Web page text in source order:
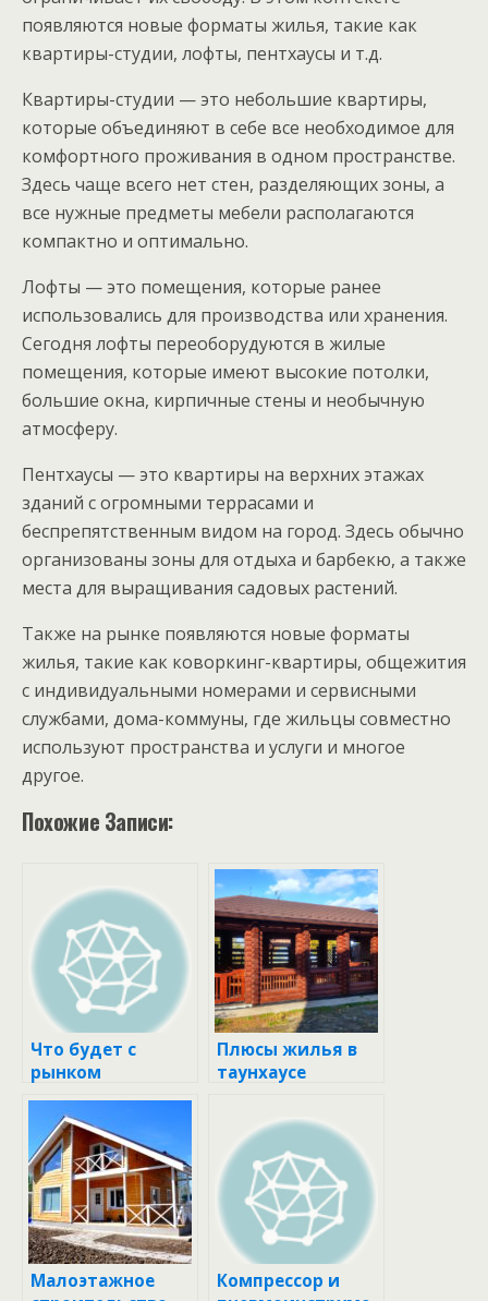
появляются новые форматы жилья, такие как
квартиры-студии, лофты, пентхаусы и т.д.
Квартиры-студии — это небольшие квартиры,
которые объединяют в себе все необходимое для
комфортного проживания в одном пространстве.
Здесь чаще всего нет стен, разделяющих зоны, а
все нужные предметы мебели располагаются
компактно и оптимально.
Лофты — это помещения, которые ранее
использовались для производства или хранения.
Сегодня лофты переоборудуются в жилые
помещения, которые имеют высокие потолки,
большие окна, кирпичные стены и необычную
атмосферу.
Пентхаусы — это квартиры на верхних этажах
зданий с огромными террасами и
беспрепятственным видом на город. Здесь обычно
организованы зоны для отдыха и барбекю, а также
места для выращивания садовых растений.
Также на рынке появляются новые форматы
жилья, такие как коворкинг-квартиры, общежития
с индивидуальными номерами и сервисными
службами, дома-коммуны, где жильцы совместно
используют пространства и услуги и многое
другое.
Похожие Записи:
Что будет с
рынком
загородного
жилья
Подмосковья в
2023 году ::
Загород :: РБК
Недвижимость
Плюсы жилья в
таунхаусе
Малоэтажное
Компрессор и